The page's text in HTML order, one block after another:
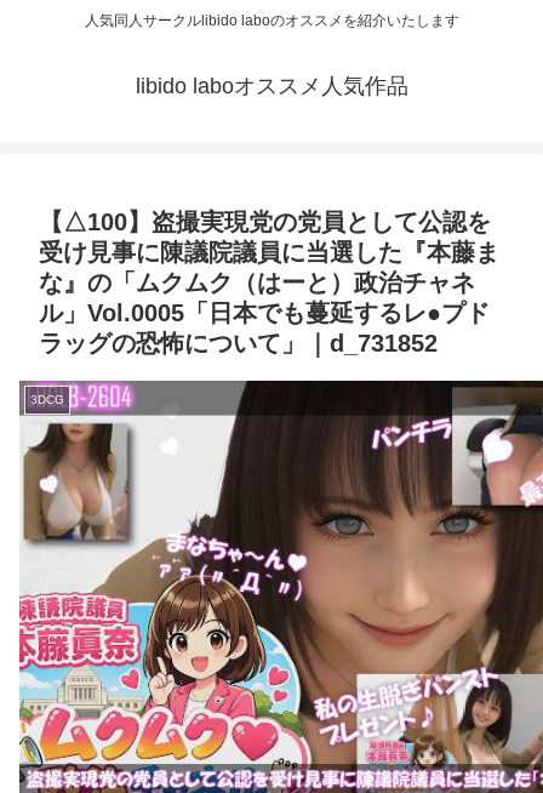
人気同人サークルlibido laboのオススメを紹介いたします
libido laboオススメ人気作品
【△100】盗撮実現党の党員として公認を
受け見事に陳議院議員に当選した『本藤ま
な』の「ムクムク（はーと）政治チャネ
ル」Vol.0005「日本でも蔓延するレ●プド
ラッグの恐怖について」｜d_731852
3DCG